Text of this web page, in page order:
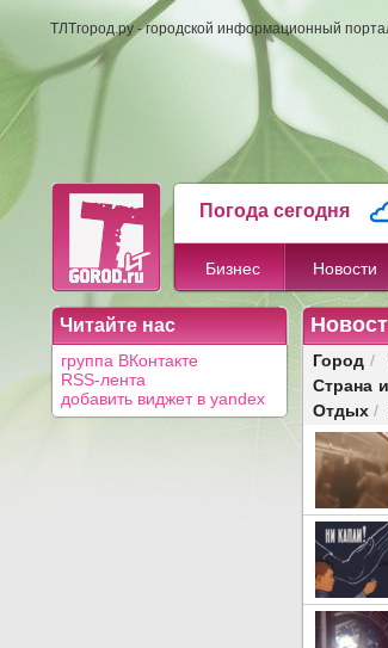
ТЛТгород.ру - городской информационный
Погода сегодня
Бизнес Новости
Читайте нас
группа ВКонтакте
RSS-лента
добавить виджет в yandex
Город /
Страна
Отдых /